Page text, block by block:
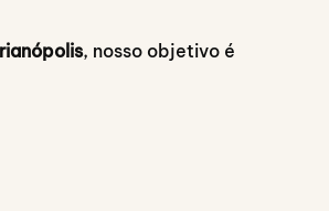
, nosso objetivo é